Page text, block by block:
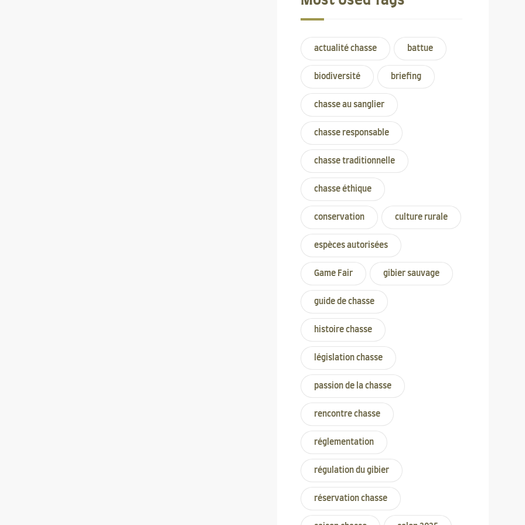
actualité chasse battue
biodiversité briefing
chasse au sanglier
chasse responsable
chasse traditionnelle
chasse éthique
conservation culture rurale
espèces autorisées
Game Fair gibier sauvage
guide de chasse
histoire chasse
législation chasse
passion de la chasse
rencontre chasse
réglementation
régulation du gibier
réservation chasse